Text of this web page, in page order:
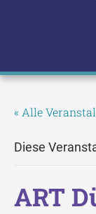
« Alle
Diese
ART